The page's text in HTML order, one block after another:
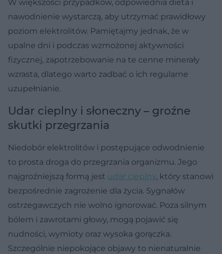
W większości przypadków, odpowiednia dieta i
nawodnienie wystarczą, aby utrzymać prawidłowy
poziom elektrolitów. Pamiętajmy jednak, że w
upalne dni i podczas wzmożonej aktywności
fizycznej, zapotrzebowanie na te cenne minerały
wzrasta, dlatego warto zadbać o ich regularne
uzupełnianie.
Udar cieplny i słoneczny – groźne
skutki przegrzania
Niedobór elektrolitów i postępujące odwodnienie
to prosta droga do przegrzania organizmu. Jego
najgroźniejszą formą jest udar cieplny, który stanowi
bezpośrednie zagrożenie dla życia. Sygnałów
ostrzegawczych nie wolno ignorować. Poza silnym
bólem i zawrotami głowy, mogą pojawić się
nudności, wymioty oraz wysoka gorączka.
Szczególnie niepokojące objawy to nienaturalnie